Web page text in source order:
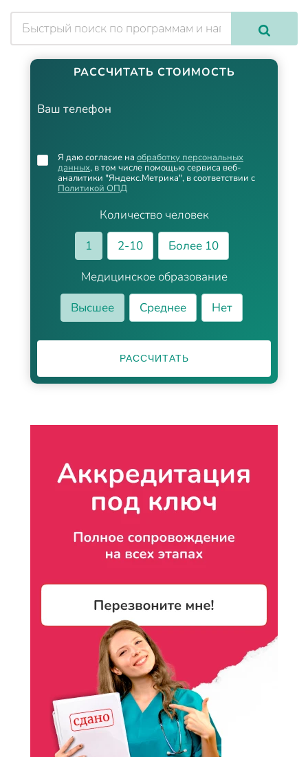
РАССЧИТАТЬ СТОИМОСТЬ
Ваш телефон
Количество человек
1
2-10
Более 10
Медицинское образование
Высшее
Среднее Нет
Я даю согласие на обработку персональных
данных, в том числе помощью сервиса веб-
аналитики "Яндекс.Метрика", в соответствии с
Политикой ОПД
РАССЧИТАТЬ